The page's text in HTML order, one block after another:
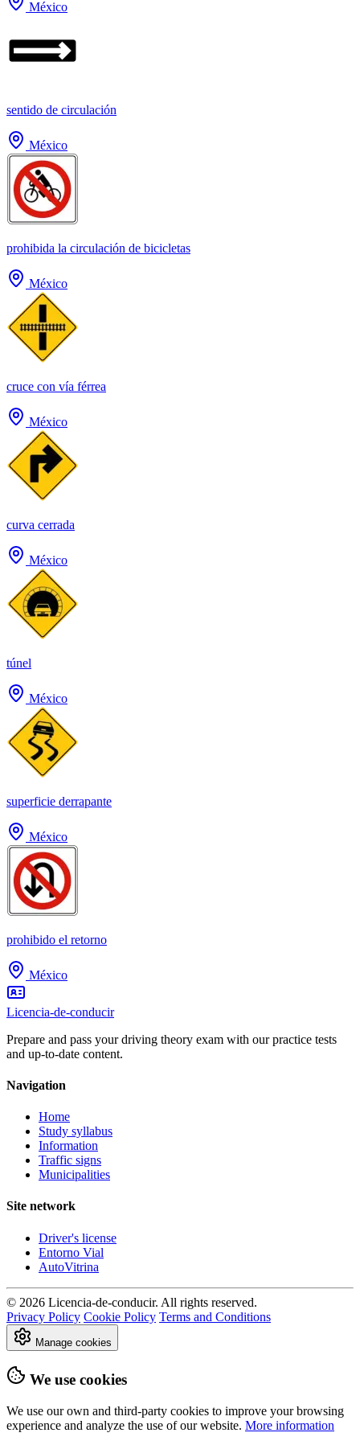
México
sentido de circulación
México
prohibida la circulación de bicicletas
México
cruce con vía férrea
México
curva cerrada
México
túnel
México
superficie derrapante
México
prohibido el retorno
México
Licencia-de-conducir
Prepare and pass your driving theory exam with our practice tests
and up-to-date content.
Navigation
Home
Study syllabus
Information
Traffic signs
Municipalities
Site network
Driver's license
Entorno Vial
AutoVitrina
© 2026 Licencia-de-conducir. All rights reserved.
Privacy Policy Cookie Policy Terms and Conditions
Manage cookies
We use cookies
We use our own and third-party cookies to improve your browsing
experience and analyze the use of our website. More information